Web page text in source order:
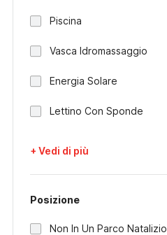
Piscina
Vasca Idromassaggio
Energia Solare
Lettino Con Sponde
+ Vedi di più
Posizione
Non In Un Parco Natalizio